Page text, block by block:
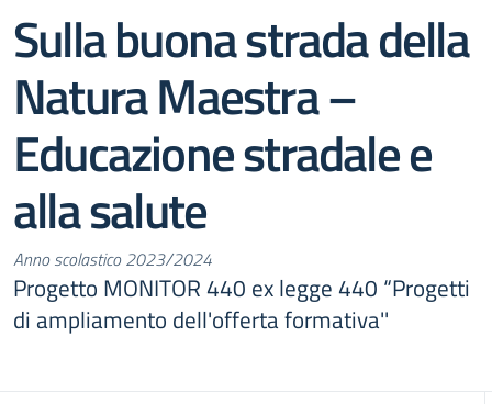
Sulla buona strada della
Natura Maestra –
Educazione stradale e
alla salute
Anno scolastico 2023/2024
Progetto MONITOR 440 ex legge 440 “Progetti
di ampliamento dell'offerta formativa''